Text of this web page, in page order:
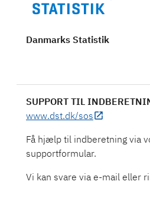
Danmarks Statistik
SUPPORT TIL
www.dst.dk/sos
Få hjælp til indberetning via
supportformular.
Vi kan svare via e-mail eller